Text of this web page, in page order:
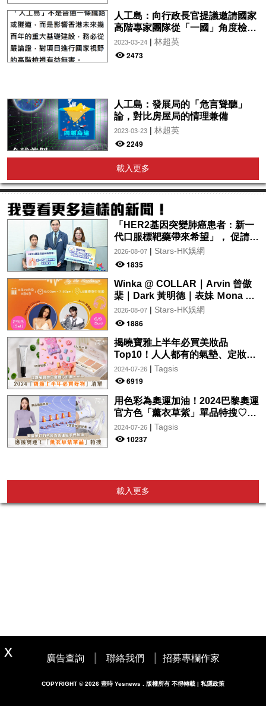
人工島：向行政長官提議邀請國家
高階專家團隊從「一國」角度檢視
項目
2023-03-24| 林超英
2473
人工島：發展局的「危言聳聽」
論，對比房屋局的情理兼備
2023-03-23| 林超英
2249
載入更多
「HER2基因突變肺癌患者：新一
代口服標靶藥帶來希望」， 促請政
府加快納入藥物名冊，助患者及早
受惠
2026-08-07| Stars-HK娛網
1835
Winka @ COLLAR｜Arvin 曾傲
棐｜Dark 黃明德｜表妹 Ｍona 8
月29日起登陸L5維港空中花園 |
wwwtc mall 首度呈獻「Music
2026-08-07| Stars-HK娛網
1886
揭曉寶雅上半年必買美妝品
Top10！人人都有的氣墊、定妝噴
霧、保養品～幫你找到最值得入手
的好物♡
2024-07-26| Tagsis
6919
用色彩為奧運加油！2024巴黎奧運
官方色「薰衣草紫」單品特搜♡讓
你從頭到腳、隨時充滿奧運氛圍～
2024-07-26| Tagsis
10237
載入更多
廣告查詢 聯絡我們 招募專欄作家
COPYRIGHT © 2026 壹時 Yesnews . 版權所有 不得轉載 | 私隱政策